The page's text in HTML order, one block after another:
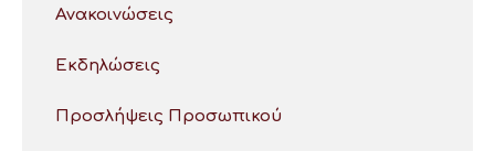
Ανακοινώσεις
Εκδηλώσεις
Προσλήψεις Προσωπικού